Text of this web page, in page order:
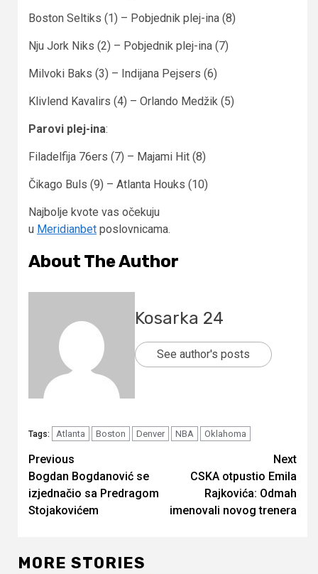
Boston Seltiks (1) – Pobjednik plej-ina (8)
Nju Jork Niks (2) – Pobjednik plej-ina (7)
Milvoki Baks (3) – Indijana Pejsers (6)
Klivlend Kavalirs (4) – Orlando Medžik (5)
Parovi plej-ina:
Filadelfija 76ers (7) – Majami Hit (8)
Čikago Buls (9) – Atlanta Houks (10)
Najbolje kvote vas očekuju
u Meridianbet poslovnicama.
About The Author
Kosarka 24
See author's posts
Tags: Atlanta Boston Denver NBA Oklahoma
Continue
Reading
Previous
Bogdan Bogdanović se
izjednačio sa Predragom
Stojakovićem
Next
CSKA otpustio Emila
Rajkovića: Odmah
imenovali novog trenera
MORE STORIES